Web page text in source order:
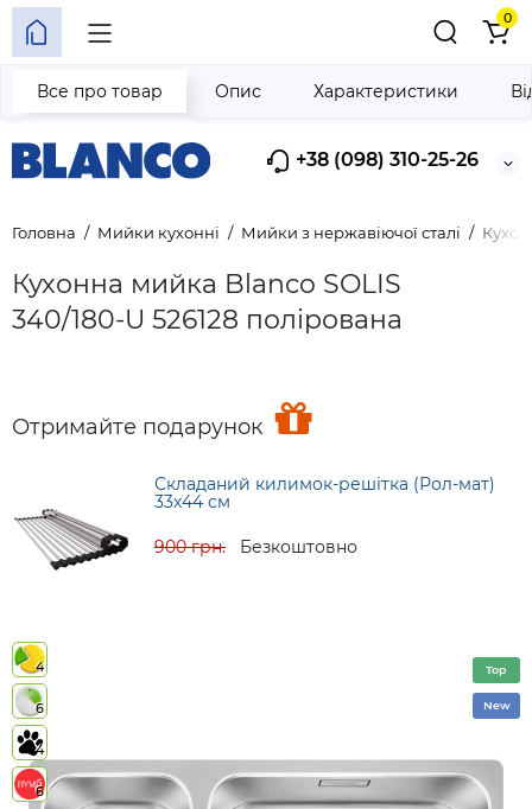
+38 (098) 310-25-26
0
Головна Мийки кухонні Мийки з нержавіючої сталі
Кухонна мийка Blanco SOLIS
340/180-U 526128 полірована
Отримайте подарунок
Складаний килимок-решітка (Рол-мат)
33х44 см
900 грн. Безкоштовно
Все про товар Опис Характеристики
4
6
4
6
Top
New